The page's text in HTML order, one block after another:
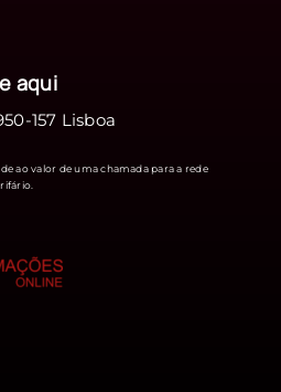
aqui
157 Lisboa
ao valor de uma chamada para a rede